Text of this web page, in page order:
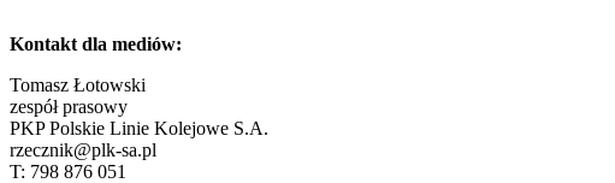
Kontakt dla mediów:
Tomasz Łotowski
zespół prasowy
PKP Polskie Linie Kolejowe S.A.
rzecznik@plk-sa.pl
T: 798 876 051